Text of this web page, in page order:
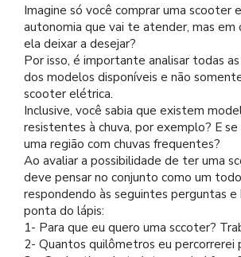
Imagine só você comprar uma scooter
autonomia que vai te atender, mas em
ela deixar a desejar?
Por isso, é importante analisar todas
dos modelos disponíveis e não
scooter elétrica.
Inclusive, você sabia que existem
resistentes à chuva, por exemplo? E
uma região com chuvas frequentes?
Ao avaliar a possibilidade de ter uma
deve pensar no conjunto como um
respondendo às seguintes perguntas
ponta do lápis:
1- Para que eu quero uma sccoter?
2- Quantos quilômetros eu percorrerei